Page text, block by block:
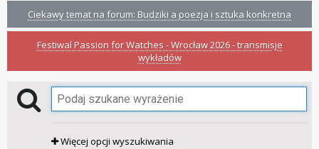
Ciekawy temat na forum: Budziki a poezja i sztuka konkretna
Festiwal Passion for Watches - Wrocław 2026 - transmisje
wykładów
Więcej opcji wyszukiwania